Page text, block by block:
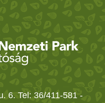
6. Tel: 36/411-581 -